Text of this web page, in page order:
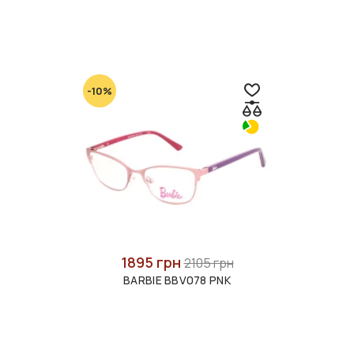
-10%
1895 грн2105 грн
BARBIE BBV078 PNK